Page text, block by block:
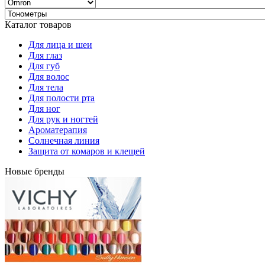
Каталог товаров
Для лица и шеи
Для глаз
Для губ
Для волос
Для тела
Для полости рта
Для ног
Для рук и ногтей
Ароматерапия
Солнечная линия
Защита от комаров и клещей
Новые бренды